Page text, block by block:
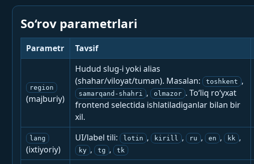
So‘rov parametrlari
Parametr Tavsif
region
(majburiy)
Hudud slug-i yoki alias
(shahar/viloyat/tuman). Masalan:
toshkent ,
samarqand-shahri , olmazor . To‘liq ro‘yxat
frontend selectida ishlatiladiganlar bilan bir
xil.
lang
(ixtiyoriy)
UI/label tili: lotin , kirill , ru , en , kk ,
ky , tg , tk